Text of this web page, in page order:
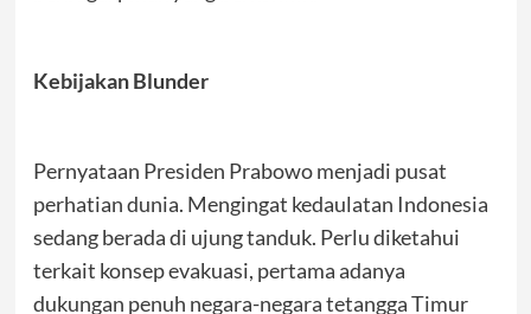
Kebijakan Blunder
Pernyataan Presiden Prabowo menjadi pusat
perhatian dunia. Mengingat kedaulatan Indonesia
sedang berada di ujung tanduk. Perlu diketahui
terkait konsep evakuasi, pertama adanya
dukungan penuh negara-negara tetangga Timur